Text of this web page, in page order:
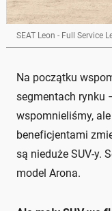
SEAT Leon - Full Service
Na początku
segmentach rynku
wspomnieliśmy,
beneficjentami
są nieduże SUV-y.
model Arona.